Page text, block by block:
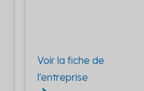
Voir la fiche de
l'entreprise